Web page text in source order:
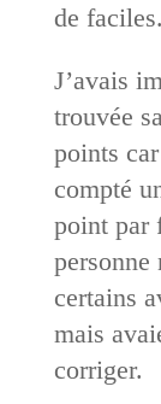
de faciles.
J’avais
trouvée
points
compté
point par
personne
certains
mais
corriger.